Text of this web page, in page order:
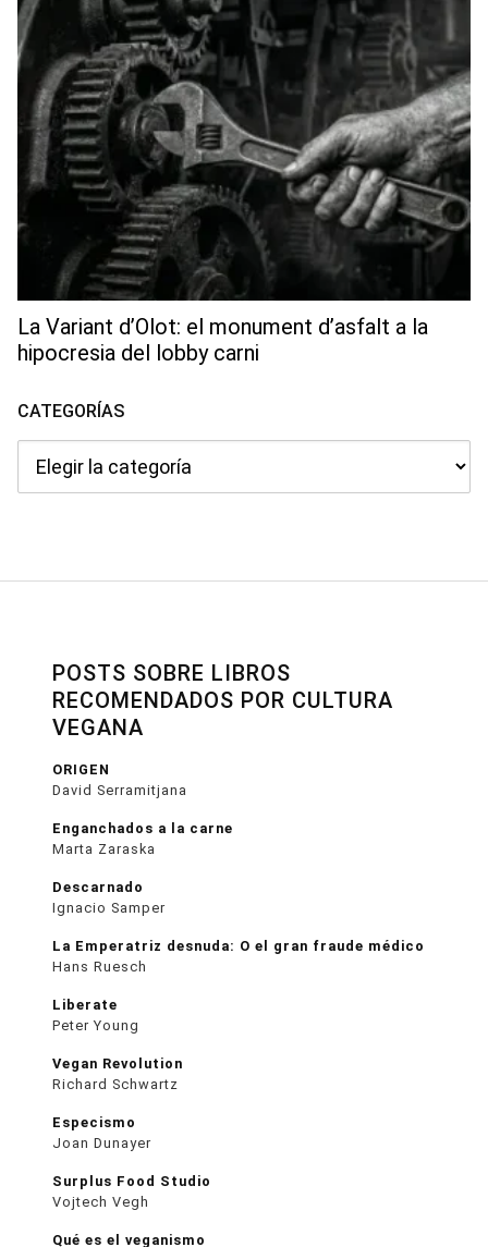
La Variant d’Olot: el monument d’asfalt a la
hipocresia del lobby carni
CATEGORÍAS
POSTS SOBRE LIBROS
RECOMENDADOS POR CULTURA
VEGANA
ORIGEN
David Serramitjana
Enganchados a la carne
Marta Zaraska
Descarnado
Ignacio Samper
La Emperatriz desnuda: O el gran fraude médico
Hans Ruesch
Liberate
Peter Young
Vegan Revolution
Richard Schwartz
Especismo
Joan Dunayer
Surplus Food Studio
Vojtech Vegh
Qué es el veganismo